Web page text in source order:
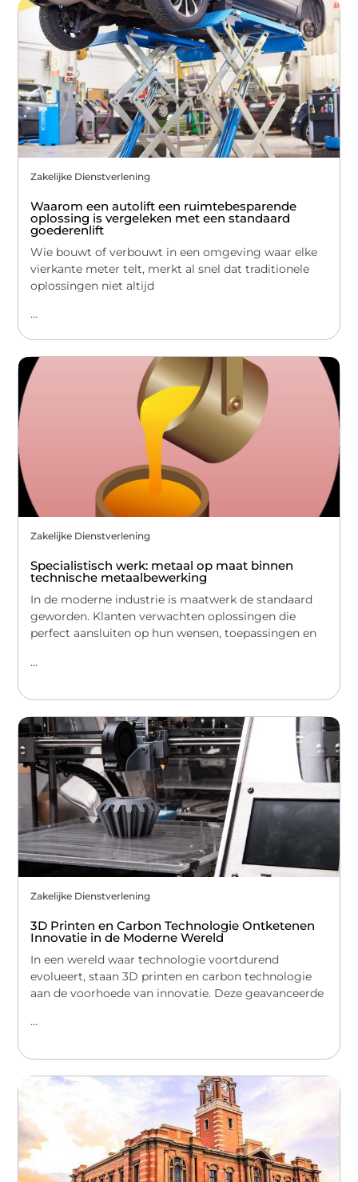
Zakelijke Dienstverlening
Waarom een autolift een ruimtebesparende
oplossing is vergeleken met een standaard
goederenlift
Wie bouwt of verbouwt in een omgeving waar elke
vierkante meter telt, merkt al snel dat traditionele
oplossingen niet altijd
...
Zakelijke Dienstverlening
Specialistisch werk: metaal op maat binnen
technische metaalbewerking
In de moderne industrie is maatwerk de standaard
geworden. Klanten verwachten oplossingen die
perfect aansluiten op hun wensen, toepassingen en
...
Zakelijke Dienstverlening
3D Printen en Carbon Technologie Ontketenen
Innovatie in de Moderne Wereld
In een wereld waar technologie voortdurend
evolueert, staan 3D printen en carbon technologie
aan de voorhoede van innovatie. Deze geavanceerde
...